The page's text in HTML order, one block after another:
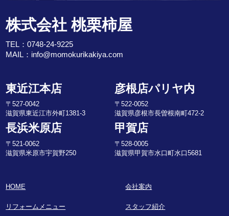
株式会社 桃栗柿屋
TEL：0748-24-9225
MAIL： info@momokurikakiya.com
東近江本店
〒527-0042
滋賀県東近江市外町1381-3
彦根店パリヤ内
〒522-0052
滋賀県彦根市長曽根南町472-2
長浜米原店
〒521-0062
滋賀県米原市宇賀野250
甲賀店
〒528-0005
滋賀県甲賀市水口町水口5681
HOME
リフォームメニュー
会社案内
スタッフ紹介